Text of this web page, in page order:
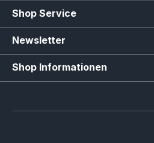
Shop Service
Newsletter
Shop Informationen